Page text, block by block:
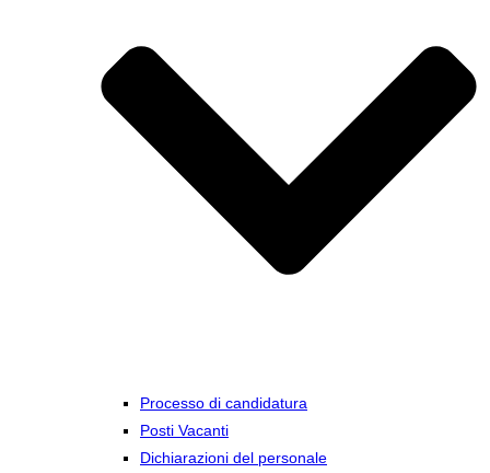
Processo di candidatura
Posti Vacanti
Dichiarazioni del personale